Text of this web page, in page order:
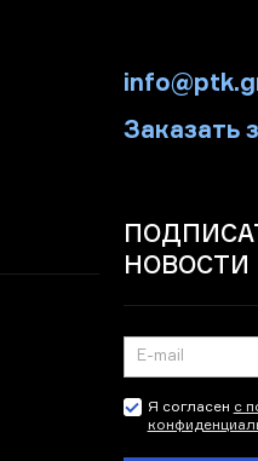
Заказать
НОВОСТИ
Я согласен с